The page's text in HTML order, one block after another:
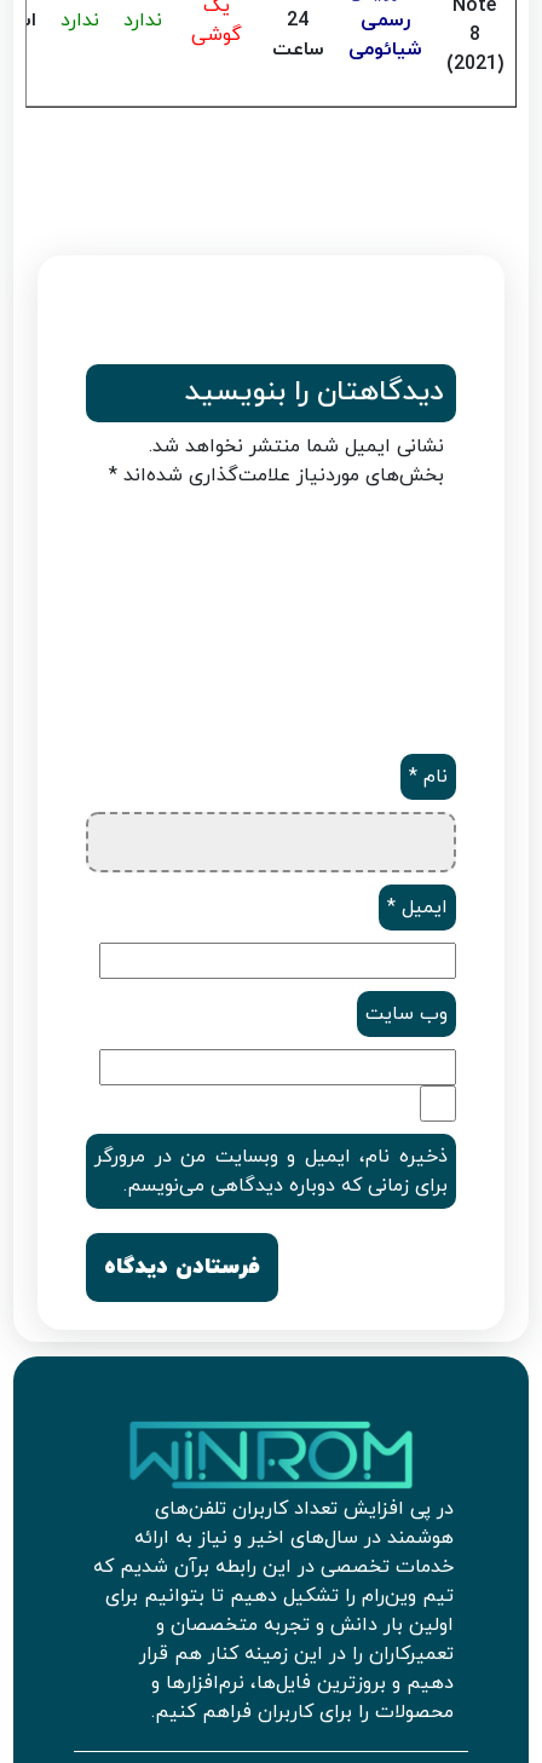
Note
8
(2021)
رسمی
شیائومی
24
ساعت
یک
گوشی
ندارد ندارد
دیدگاهتان را بنویسید
نشانی ایمیل شما منتشر نخواهد شد.
بخش‌های موردنیاز علامت‌گذاری شده‌اند*
نام*
ایمیل*
وب‌ سایت
ذخیره نام، ایمیل و وبسایت من در مرورگر
برای زمانی که دوباره دیدگاهی می‌نویسم.
در پی افزایش تعداد کاربران تلفن‌های
هوشمند در سال‌های اخیر و نیاز به ارائه
خدمات تخصصی در این رابطه برآن شدیم که
تیم وین‌رام را تشکیل دهیم تا بتوانیم برای
اولین بار دانش و تجربه متخصصان و
تعمیرکاران را در این زمینه کنار هم قرار
دهیم و بروزترین فایل‌ها، نرم‌افزارها و
محصولات را برای کاربران فراهم کنیم.